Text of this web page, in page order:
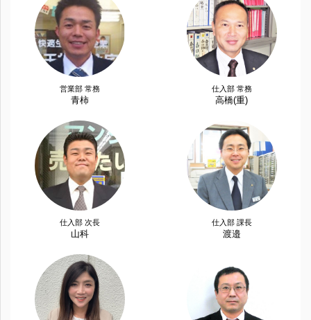
営業部 常務
青柿
仕入部 常務
高橋(重)
仕入部 次長
山科
仕入部 課長
渡邉